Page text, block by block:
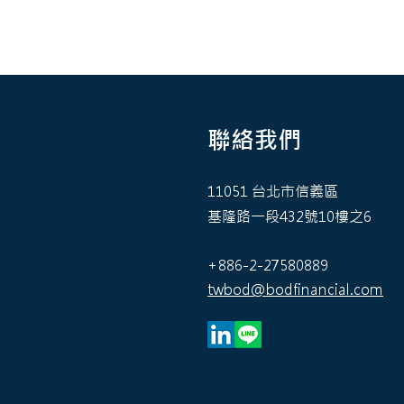
聯絡我們
11051 台北市信義區
基隆路一段432號10樓之6
+886-2-27580889
twbod@bodfinancial.com